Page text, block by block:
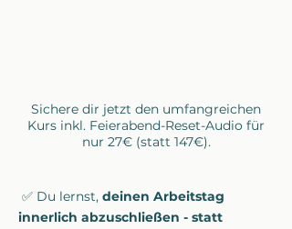
Sichere dir jetzt den umfangreichen
Kurs inkl. Feierabend-Reset-Audio für
nur 27€ (statt 147€).
✅ Du lernst, deinen Arbeitstag
innerlich abzuschließen - statt